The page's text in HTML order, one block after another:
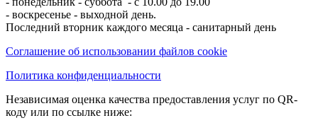
- воскресенье - выходной день.
Последний вторник каждого месяца - санитарный день
Соглашение об использовании файлов cookie
Политика конфиденциальности
Независимая оценка качества предоставления услуг по QR-
коду или по ссылке ниже: